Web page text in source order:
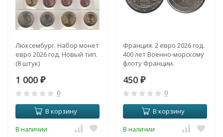
Люксембург. Набор монет
евро 2026 год. Новый тип.
(8 штук)
1 000 ₽
0
В корзину
В наличии
Франция. 2 евро 2026 год.
400 лет Военно-морскому
флоту Франции.
450 ₽
0
В корзину
В наличии